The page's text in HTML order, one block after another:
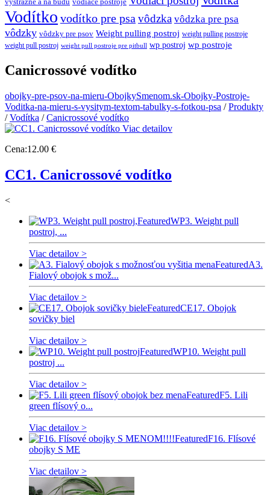
vodiace postroje
Vodítko vodítko pre psa vôdzka vôdzka pre psa
vôdzky vôdzky pre psov Weight pulling postroj weight pulling postroje
weight pull postroj weight pull postroje pre pitbull wp postroj wp postroje
Canicrossové vodítko
obojky-pre-psov-na-mieru-ObojkySmenom.sk-Obojky-Postroje-
Voditka-na-mieru-s-vysitym-textom-tabulky-s-fotkou-psa /Produkty
/Vodítka /Canicrossové vodítko
Viac detailov
Cena:12.00 €
CC1. Canicrossové vodítko
<
FeaturedWP3. Weight pull
postroj, ...
Viac detailov >
FeaturedA3.
Fialový obojok s mož...
Viac detailov >
FeaturedCE17. Obojok
sovičky biel
Viac detailov >
FeaturedWP10. Weight pull
postroj ...
Viac detailov >
FeaturedF5. Lili
green flísový o...
Viac detailov >
FeaturedF16. Flísové
obojky S ME
Viac detailov >